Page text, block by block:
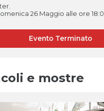
26 Maggio alle ore
Evento Terminato
e mostre